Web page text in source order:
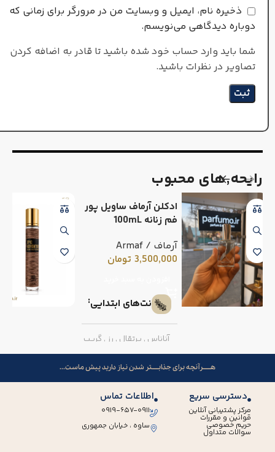
ذخیره نام، ایمیل و وبسایت من در مرورگر برای زمانی که
دوباره دیدگاهی می‌نویسم.
شما باید وارد حساب خود شده باشید تا قادر به اضافه کردن
تصاویر در نظرات باشید.
رایحه٬های محبوب
ادکلن آرماف ساویل پور
فم زنانه 100mL
آرماف / Armaf
3,500,000 تومان
نت‌های ابتدایی
آناناس , پرتقال , رز , گریپ
فروت
فلفل صورتی,میوه گل
ساعت
هــــــرآنچه برای جذابـــــتر شدن نیاز دارید پیش ماست...
دسترسی سریع
مرکز پشتیبانی آنلاین
قوانین و مقررات
حریم خصوصی
سوالات متداول
اطلاعات تماس
۰۹۱۹-۶۵۷-۰۹۱۱
ساوه ، خیابان جمهوری